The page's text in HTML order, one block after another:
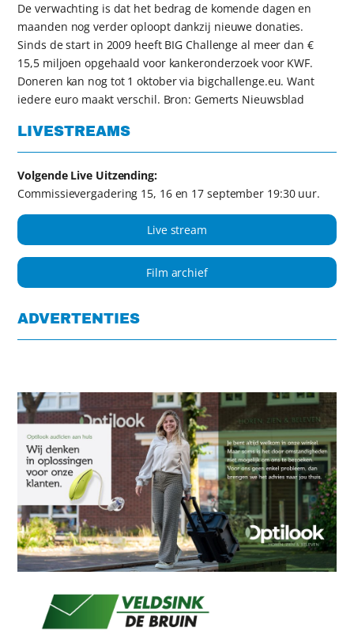
De verwachting is dat het bedrag de komende dagen en
maanden nog verder oploopt dankzij nieuwe donaties.
Sinds de start in 2009 heeft BIG Challenge al meer dan €
15,5 miljoen opgehaald voor kankeronderzoek voor KWF.
Doneren kan nog tot 1 oktober via bigchallenge.eu. Want
iedere euro maakt verschil. Bron: Gemerts Nieuwsblad
LIVESTREAMS
Volgende Live Uitzending:
Commissievergadering 15, 16 en 17 september 19:30 uur.
Live stream
Film archief
ADVERTENTIES